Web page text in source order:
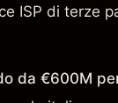
ISP di terze
sono un
da €600M